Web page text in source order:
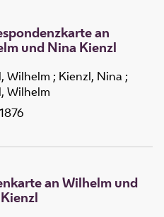
an
und Nina Kienzl
Wilhelm ; Kienzl, Nina ;
Wilhelm
an Wilhelm und